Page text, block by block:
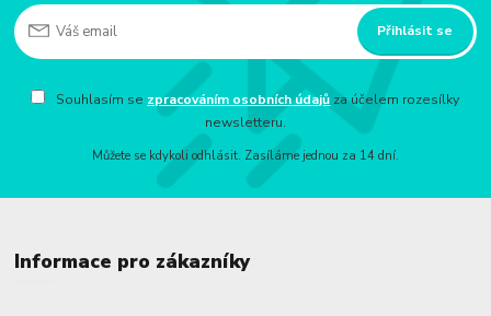
Přihlásit se
Souhlasím se zpracováním osobních údajů za účelem rozesílky
newsletteru.
Můžete se kdykoli odhlásit. Zasíláme jednou za 14 dní.
Informace pro zákazníky